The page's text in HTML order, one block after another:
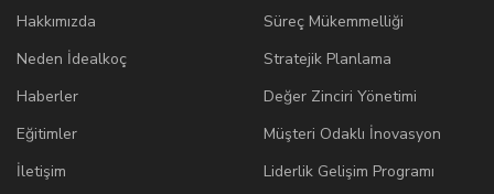
Hakkımızda
Neden İdealkoç
Haberler
Eğitimler
İletişim
Süreç Mükemmelliği
Stratejik Planlama
Değer Zinciri Yönetimi
Müşteri Odaklı İnovasyon
Liderlik Gelişim Programı